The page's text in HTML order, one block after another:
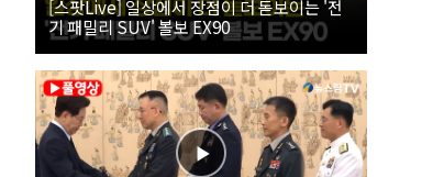
[스팟Live] 일상에서 장점이 더 돋보이는 '전
기 패밀리 SUV' 볼보 EX90